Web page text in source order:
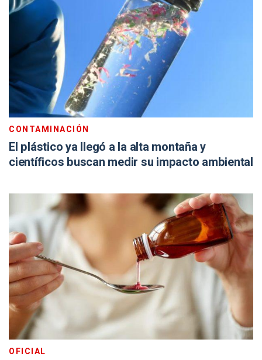
CONTAMINACIÓN
El plástico ya llegó a la alta montaña y
científicos buscan medir su impacto ambiental
OFICIAL